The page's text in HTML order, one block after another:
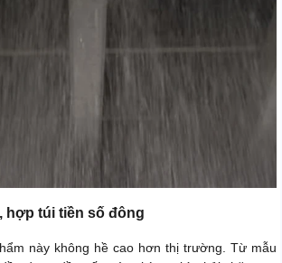
hợp túi tiền số đông
này không hề cao hơn thị trường. Từ mẫu